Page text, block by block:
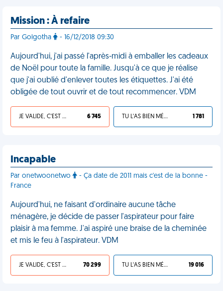
Mission : À refaire
Par Golgotha - 16/12/2018 09:30
Aujourd'hui, j'ai passé l'après-midi à emballer les cadeaux
de Noël pour toute la famille. Jusqu'à ce que je réalise
que j'ai oublié d'enlever toutes les étiquettes. J'ai été
obligée de tout ouvrir et de tout recommencer. VDM
JE VALIDE, C'EST UNE VDM 6 745 TU L'AS BIEN MÉRITÉ 1 781
Incapable
Par onetwoonetwo
- Ça date de 2011 mais c'est de la bonne -
France
Aujourd'hui, ne faisant d'ordinaire aucune tâche
ménagère, je décide de passer l'aspirateur pour faire
plaisir à ma femme. J'ai aspiré une braise de la cheminée
et mis le feu à l'aspirateur. VDM
JE VALIDE, C'EST UNE VDM 70 299 TU L'AS BIEN MÉRITÉ 19 016